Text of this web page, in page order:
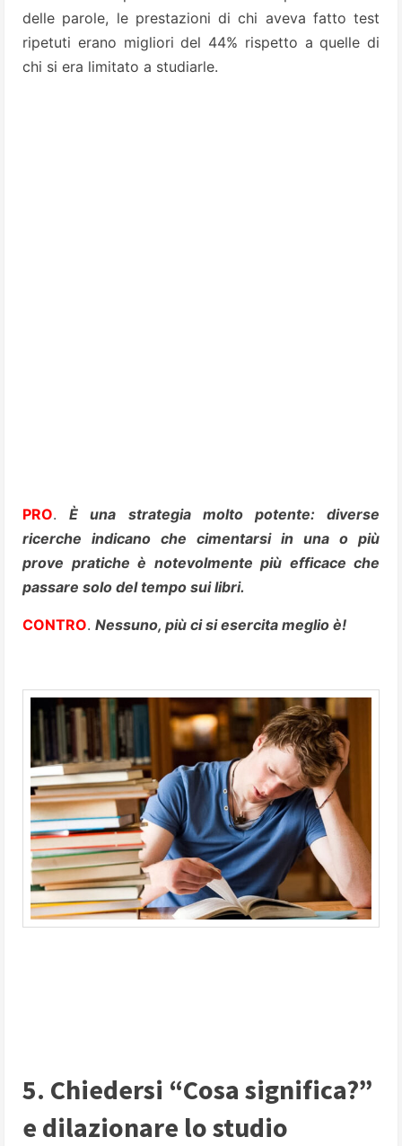
delle parole, le prestazioni di chi aveva fatto test
ripetuti erano migliori del 44% rispetto a quelle di
chi si era limitato a studiarle.
PRO.È una strategia molto potente: diverse
ricerche indicano che cimentarsi in una o più
prove pratiche è notevolmente più efficace che
passare solo del tempo sui libri.
CONTRO. Nessuno, più ci si esercita meglio è!
5. Chiedersi “Cosa significa?”
e dilazionare lo studio